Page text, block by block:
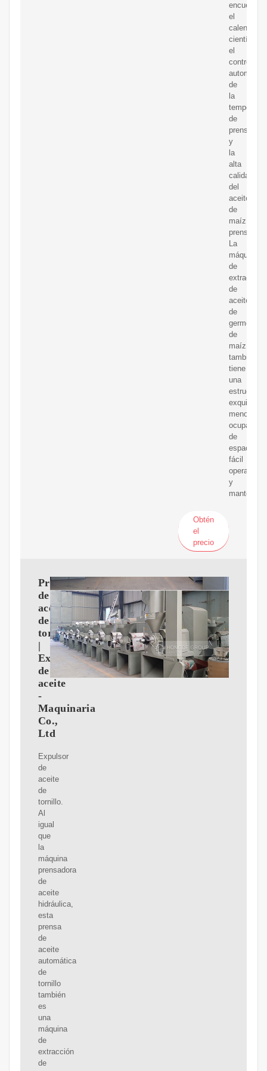
encuentran
el
científico,
el
control
automático
de
la
de
prensado
y
la
alta
calidad
del
aceite
de
maíz
prensado.
La
máquina
de
extracción
de
aceite
de
germen
de
maíz
también
tiene
una
estructura
exquisita,
menos
ocupación
de
espacio,
fácil
operación
y
Obtén
el
precio
Prensa
de
aceite
de
tornillo
|
Expulsor
de
aceite
-
Maquinaria
Co.,
Ltd
Expulsor
de
aceite
de
tornillo.
Al
igual
que
la
máquina
prensadora
de
aceite
hidráulica,
esta
prensa
de
aceite
automática
de
tornillo
también
es
una
máquina
de
extracción
de